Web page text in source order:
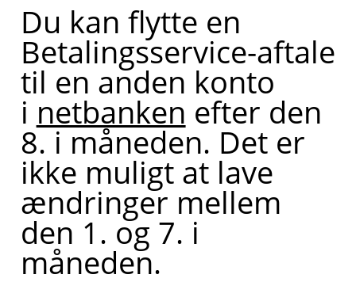
Du kan flytte en
Betalingsservice-aftale
til en anden konto
i netbanken efter den
8. i måneden. Det er
ikke muligt at lave
ændringer mellem
den 1. og 7. i
måneden.